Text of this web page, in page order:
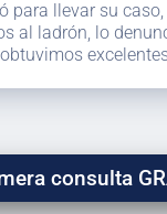
para llevar su
al ladrón, lo
consulta